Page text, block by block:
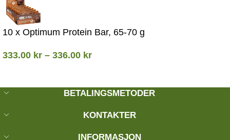
10 x Optimum Protein Bar, 65-70 g
333.00 kr – 336.00 kr
BETALINGSMETODER
KONTAKTER
INFORMASJON